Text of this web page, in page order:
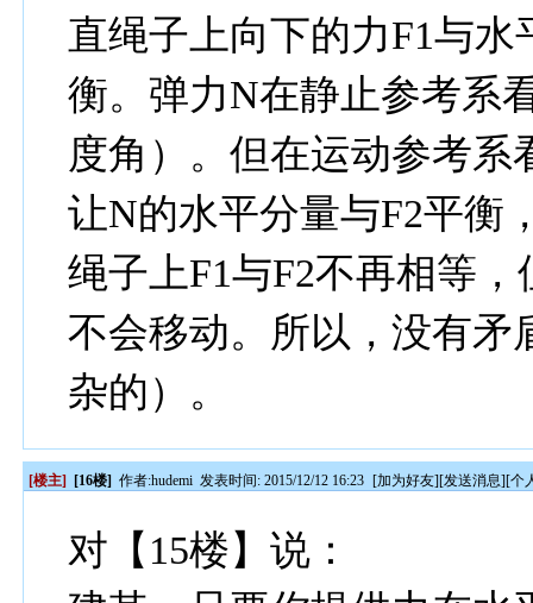
直绳子上向下的力F1与
衡。弹力N在静止参考系
度角）。但在运动参考系
让N的水平分量与F2平衡
绳子上F1与F2不再相等
不会移动。所以，没有矛
杂的）。
[楼主] [16楼] 作者:hudemi 发表时间: 2015/12/12 16:23 [加为好友][发送消息][个
对【15楼】说：